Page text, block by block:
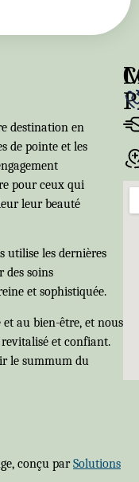
destination en
de pointe et les
pour ceux qui
leur beauté
utilise les dernières
des soins
et sophistiquée.
et au bien-être, et nous
et confiant.
le summum du
conçu parSolutions